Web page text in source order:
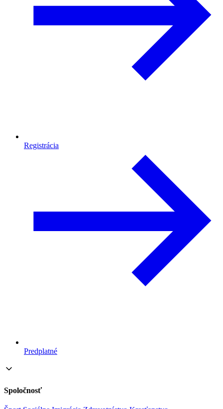
Registrácia
Predplatné
Spoločnosť